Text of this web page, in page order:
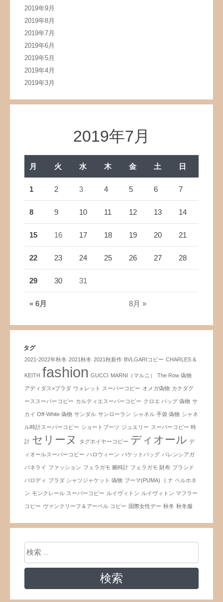
2019年9月
2019年8月
2019年7月
2019年6月
2019年5月
2019年4月
2019年3月
2019年7月
月 火 水 木 金 土 日
« 6月 8月 »
1 2 3 4 5 6 7
8 9 10 11 12 13 14
15 16 17 18 19 20 21
22 23 24 25 26 27 28
29 30 31
タグ
2021-2022年秋冬 2021秋冬 2021秋新作 BVLGARIコピー CHARLES &
KEITH fashion GUCCI MARNI（マルニ） The Row 偽物
アディダス×プラダ ウォレット スーパーコピー オメガ偽物 カナダグ
ーススーパーコピー カルティエスーパーコピー クロエ バッグ 偽物 サ
カイ Off-White 偽物 サンダル サンローラン シャネル 手袋 偽物 シャネ
ル時計スーパーコピー ショートブーツ ジュエリー スーパーコピー 時
計 セリーヌ タグホイヤーコピー ディオール デ
ィオールスーパーコピー ハロウィーン バケットバッグ バレンシアガ
パネライ ファッション フェラガモ 腕時計 フェラガモ 財布 ブランド
パロディ プラダ シャツジャケット 偽物 プーマ(PUMA) ミナ ペルホネ
ン モンクレール スーパーコピー ルイヴィトン ルイヴィトン マフラー
コピー ヴァンクリーフ＆アーペル コピー 国際女性デー 秋冬 秋冬服